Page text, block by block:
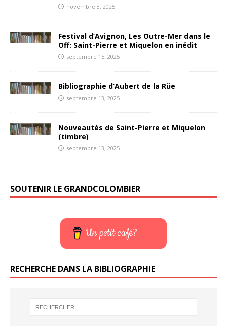
novembre 8, 2025
Festival d’Avignon, Les Outre-Mer dans le
Off: Saint-Pierre et Miquelon en inédit
septembre 15, 2025
Bibliographie d’Aubert de la Rüe
septembre 13, 2025
Nouveautés de Saint-Pierre et Miquelon
(timbre)
septembre 13, 2025
SOUTENIR LE GRANDCOLOMBIER
Un petit café?
RECHERCHE DANS LA BIBLIOGRAPHIE